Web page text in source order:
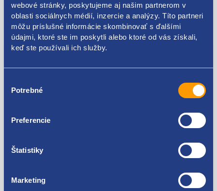
webové stránky, poskytujeme aj našim partnerom v
oblasti sociálnych médií, inzercie a analýzy. Títo partneri
môžu príslušné informácie skombinovať s ďalšími
údajmi, ktoré ste im poskytli alebo ktoré od vás získali,
keď ste používali ich služby.
súhlasu
Potrebné
Preferencie
Štatistiky
Marketing
26.52 EUR
21.56 EUR bez DPH
13.26 EUR
10.78 EUR bez DPH
Kód: 13464
Kolík zámku spodnej